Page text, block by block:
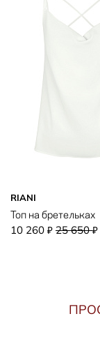
RIANI
Топ на бретельках
10 260 ₽ 25 650₽